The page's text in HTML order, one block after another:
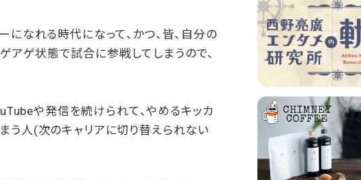
なれる時代になって、かつ、皆、自分の
ゲ状態で試合に参戦してしまうので、
や発信を続けられて、やめるキッカ
う人(次のキャリアに切り替えられない